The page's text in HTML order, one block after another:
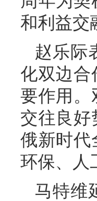
和利益交
赵乐际
化双边合
要作用。
交往良好
俄新时代
环保、人
马特维